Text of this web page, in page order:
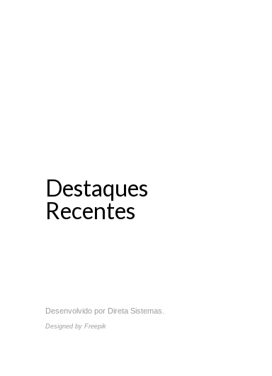
Destaques
Recentes
Desenvolvido por Direta Sistemas
Designed by Freepik